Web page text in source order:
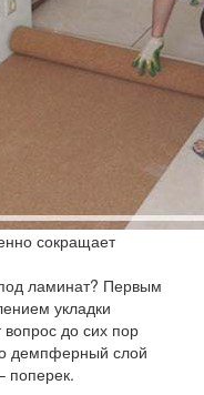
сокращает
ламинат? Первым
укладки
до сих пор
демпферный слой
поперек.